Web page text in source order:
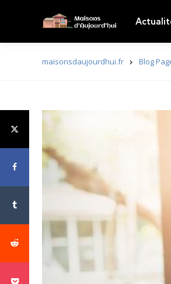
maisonsdaujourdhui.fr Blog